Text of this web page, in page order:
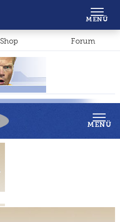
Shop Forum
MENÜ